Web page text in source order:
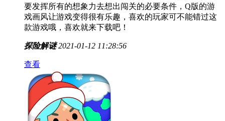
鲍勃强盗游戏是一款非常好玩的游戏，这款游戏主要就
是操控一个小偷去完成各种系统派发的任务，然而玩家
要发挥所有的想象力去想出闯关的必要条件，Q版的游
戏画风让游戏变得很有乐趣，喜欢的玩家可不能错过这
款游戏哦，喜欢就来下载吧！
探险解谜 2021-01-12 11:28:56